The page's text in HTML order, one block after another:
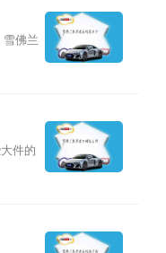
雪佛兰
件的